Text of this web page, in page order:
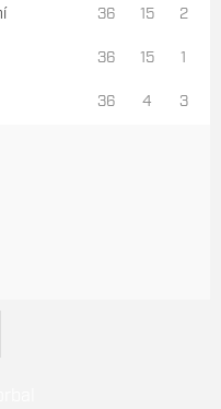
36 15 2
36 15 1
36 4 3